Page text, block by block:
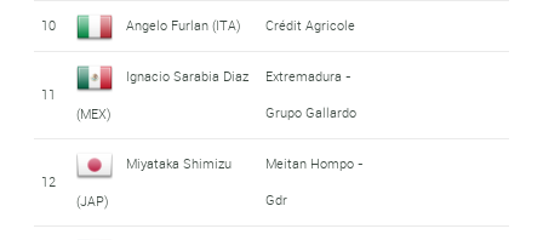
10 Angelo Furlan (ITA) Crédit Agricole
11
Ignacio Sarabia Diaz
(MEX)
Extremadura -
Grupo Gallardo
12
Miyataka Shimizu
(JAP)
Meitan Hompo -
Gdr